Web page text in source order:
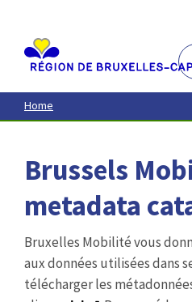
contenu
principal
Home
Brussels
metadata
Bruxelles Mobilité vous
aux données utilisées dans
télécharger les